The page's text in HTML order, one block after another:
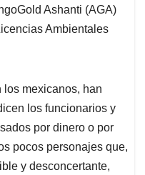
Ashanti (AGA)
Ambientales
los mexicanos, han
los funcionarios y
por dinero o por
pocos personajes que,
y desconcertante,